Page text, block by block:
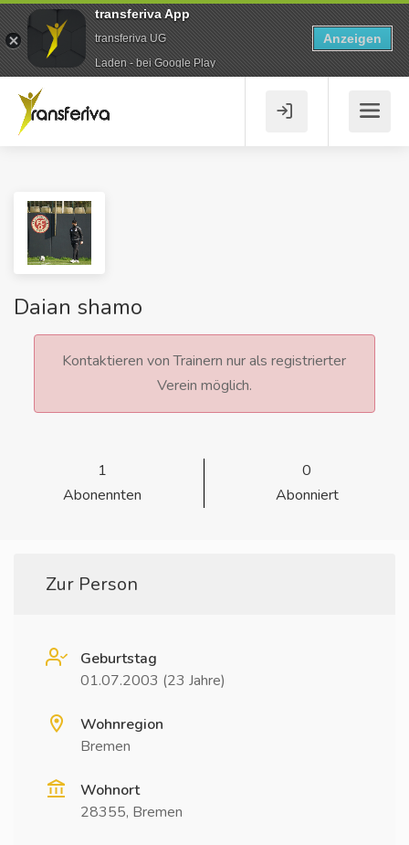
Daian shamo
Kontaktieren von Trainern nur als registrierter
Verein möglich.
1
Abonennten
0
Abonniert
Zur Person
Geburtstag
01.07.2003 (23 Jahre)
Wohnregion
Bremen
Wohnort
28355, Bremen
transferiva App
transferiva UG
Laden - bei Google Play
Anzeigen